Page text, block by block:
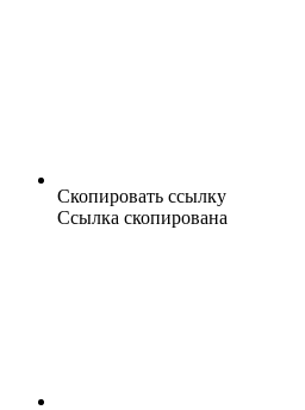
Скопировать ссылку
Ссылка скопирована